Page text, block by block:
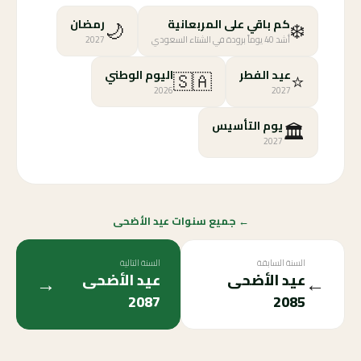
❄️كم باقي على المربعانية
أشد 40 يوماً برودة في الشتاء السعودي 🌙رمضان
2027
⭐عيد الفطر
2027
🇸🇦اليوم الوطني
2026
🏛️يوم التأسيس
2027
← جميع سنوات عيد الأضحى
←
السنة السابقة
عيد الأضحى
2085
السنة التالية
عيد الأضحى
2087
→